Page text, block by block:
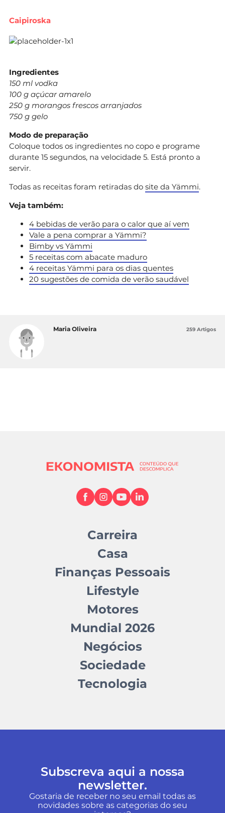
Caipiroska
Ingredientes
150 ml vodka
100 g açúcar amarelo
250 g morangos frescos arranjados
750 g gelo
Modo de preparação
Coloque todos os ingredientes no copo e programe
durante 15 segundos, na velocidade 5. Está pronto a
servir.
Todas as receitas foram retiradas do site da Yämmi.
Veja também:
4 bebidas de verão para o calor que aí vem
Vale a pena comprar a Yämmi?
Bimby vs Yämmi
5 receitas com abacate maduro
4 receitas Yämmi para os dias quentes
20 sugestões de comida de verão saudável
Maria Oliveira 259 Artigos
Carreira
Casa
Finanças Pessoais
Lifestyle
Motores
Mundial 2026
Negócios
Sociedade
Tecnologia
Subscreva aqui a nossa
newsletter.
Gostaria de receber no seu email todas as
novidades sobre as categorias do seu